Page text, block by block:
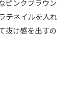
ピンクブラウン
テネイルを入れ
抜け感を出すの